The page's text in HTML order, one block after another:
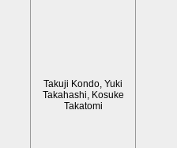
Takuji Kondo, Yuki
Takahashi, Kosuke
Takatomi